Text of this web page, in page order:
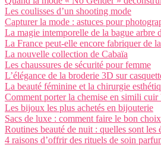
Les coulisses d’un shooting mode
Capturer la mode : astuces pour
La magie intemporelle de la bague arbre
La France peut-elle encore fabriquer de
La nouvelle collection de Cabaïa
Les chaussures de sécurité pour femme
L’élégance de la broderie 3D sur
La beauté féminine et la chirurgie
Comment porter la chemise en simili cuir
Les bijoux les plus achetés en bijouterie
Sacs de luxe : comment faire le bon
Routines beauté de nuit : quelles sont les
4 raisons d’offrir des rituels de soin